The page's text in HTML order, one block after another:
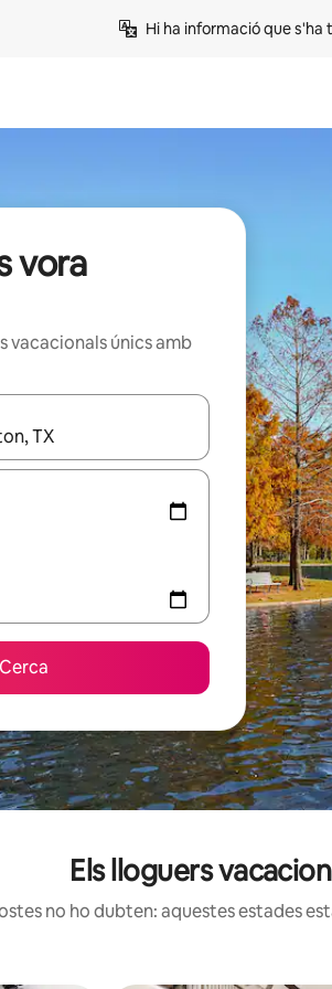
Hi ha informació que
vora
vacacionals únics amb
disponibles, podràs navegar-hi a través
Cerca
Els lloguers
no ho dubten: aquestes estades